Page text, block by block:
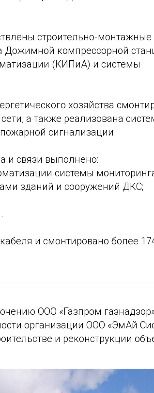
строительно-монтажные
Дожимной компрессорной
(КИПиА) и системы
хозяйства
а также реализована
сигнализации.
и связи выполнено:
системы
зданий и сооружений ДКС;
и смонтировано более
ООО «Газпром
организации ООО «ЭмАй
и реконструкции